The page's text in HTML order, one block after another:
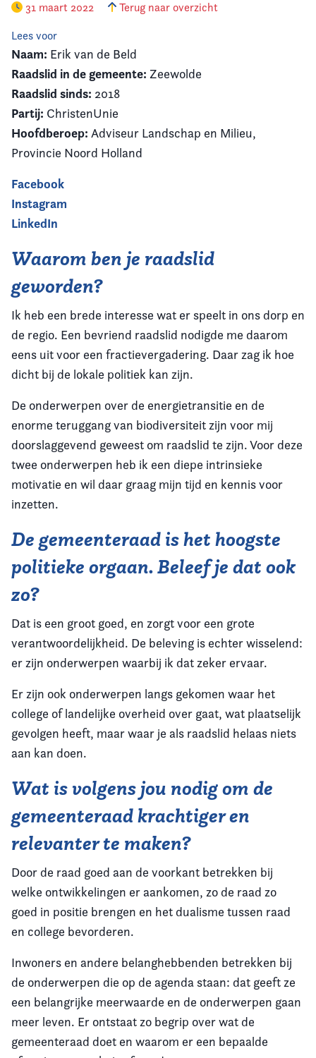
31 maart 2022 Terug naar overzicht
Lees voor
Naam: Erik van de Beld
Raadslid in de gemeente: Zeewolde
Raadslid sinds: 2018
Partij: ChristenUnie
Hoofdberoep: Adviseur Landschap en Milieu,
Provincie Noord Holland
Facebook
Instagram
LinkedIn
Waarom ben je raadslid
geworden?
Ik heb een brede interesse wat er speelt in ons dorp en
de regio. Een bevriend raadslid nodigde me daarom
eens uit voor een fractievergadering. Daar zag ik hoe
dicht bij de lokale politiek kan zijn.
De onderwerpen over de energietransitie en de
enorme teruggang van biodiversiteit zijn voor mij
doorslaggevend geweest om raadslid te zijn. Voor deze
twee onderwerpen heb ik een diepe intrinsieke
motivatie en wil daar graag mijn tijd en kennis voor
inzetten.
De gemeenteraad is het hoogste
politieke orgaan. Beleef je dat ook
zo?
Dat is een groot goed, en zorgt voor een grote
verantwoordelijkheid. De beleving is echter wisselend:
er zijn onderwerpen waarbij ik dat zeker ervaar.
Er zijn ook onderwerpen langs gekomen waar het
college of landelijke overheid over gaat, wat plaatselijk
gevolgen heeft, maar waar je als raadslid helaas niets
aan kan doen.
Wat is volgens jou nodig om de
gemeenteraad krachtiger en
relevanter te maken?
Door de raad goed aan de voorkant betrekken bij
welke ontwikkelingen er aankomen, zo de raad zo
goed in positie brengen en het dualisme tussen raad
en college bevorderen.
Inwoners en andere belanghebbenden betrekken bij
de onderwerpen die op de agenda staan: dat geeft ze
een belangrijke meerwaarde en de onderwerpen gaan
meer leven. Er ontstaat zo begrip over wat de
gemeenteraad doet en waarom er een bepaalde